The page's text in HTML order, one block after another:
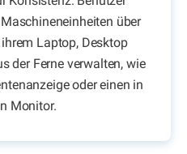
über
Laptop, Desktop
der Ferne verwalten, wie
oder einen in
Monitor.